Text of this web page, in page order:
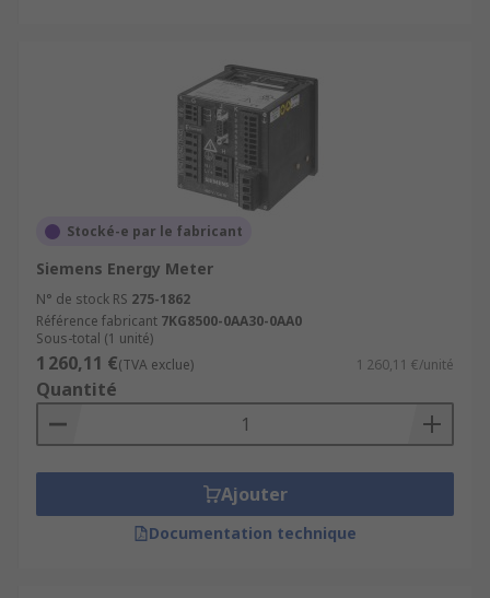
Stocké-e par le fabricant
Siemens Energy Meter
N° de stock RS 275-1862
Référence fabricant 7KG8500-0AA30-0AA0
Sous-total (1 unité)
1 260,11 €(TVA exclue) 1 260,11 €/unité
Quantité
Ajouter
Documentation technique